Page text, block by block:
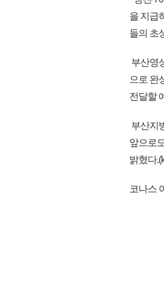
을 지급
들의 초
부산영
으로 완
전달할
부산지
앞으로
밝혔다
코나스